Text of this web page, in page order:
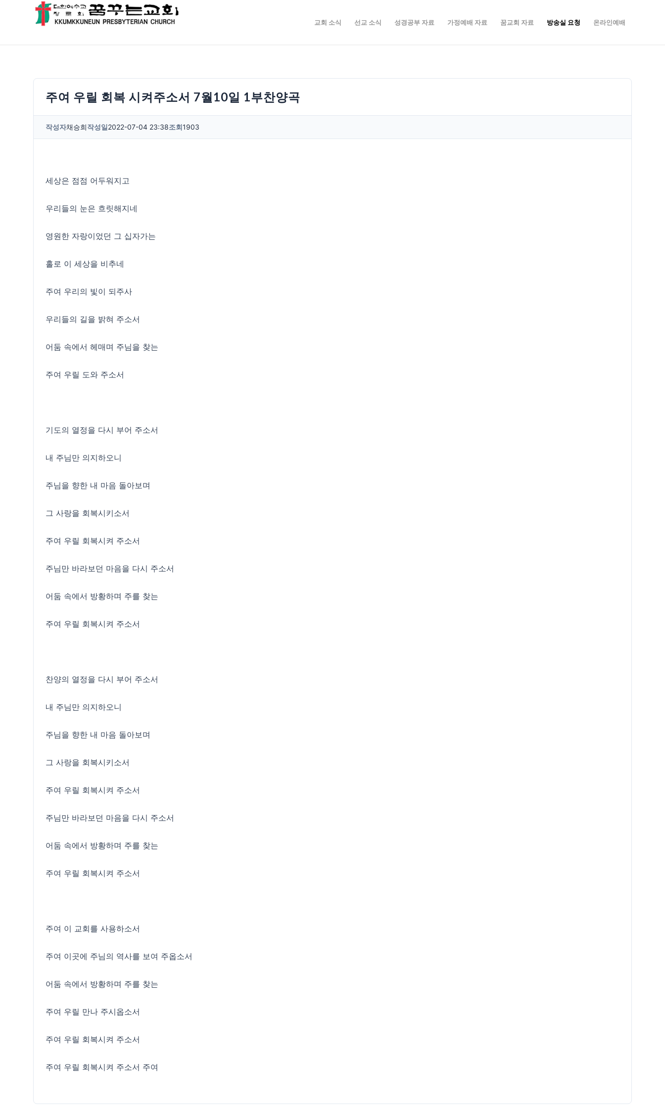
교회 소식 선교 소식 성경공부 자료 가정예배 자료 꿈교회 자료 방송실 요청 온라인예배
주여 우릴 회복 시켜주소서 7월10일 1부찬양곡
작성자채승희작성일2022-07-04 23:38조회1903
세상은 점점 어두워지고
우리들의 눈은 흐릿해지네
영원한 자랑이었던 그 십자가는
홀로 이 세상을 비추네
주여 우리의 빛이 되주사
우리들의 길을 밝혀 주소서
어둠 속에서 헤매며 주님을 찾는
주여 우릴 도와 주소서
기도의 열정을 다시 부어 주소서
내 주님만 의지하오니
주님을 향한 내 마음 돌아보며
그 사랑을 회복시키소서
주여 우릴 회복시켜 주소서
주님만 바라보던 마음을 다시 주소서
어둠 속에서 방황하며 주를 찾는
주여 우릴 회복시켜 주소서
찬양의 열정을 다시 부어 주소서
내 주님만 의지하오니
주님을 향한 내 마음 돌아보며
그 사랑을 회복시키소서
주여 우릴 회복시켜 주소서
주님만 바라보던 마음을 다시 주소서
어둠 속에서 방황하며 주를 찾는
주여 우릴 회복시켜 주소서
주여 이 교회를 사용하소서
주여 이곳에 주님의 역사를 보여 주옵소서
어둠 속에서 방황하며 주를 찾는
주여 우릴 만나 주시옵소서
주여 우릴 회복시켜 주소서
주여 우릴 회복시켜 주소서 주여